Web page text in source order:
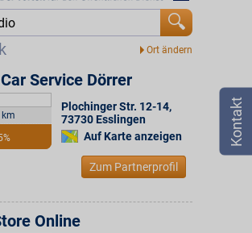
279 25 82
km
Service Dörrer
Plochinger Str. 12-14,
73730 Esslingen
Auf Karte anzeigen
Zum Partnerprofil
Online